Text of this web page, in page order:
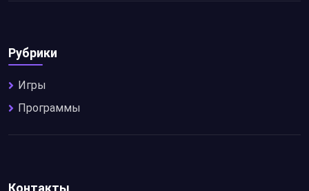
Рубрики
Игры
Программы